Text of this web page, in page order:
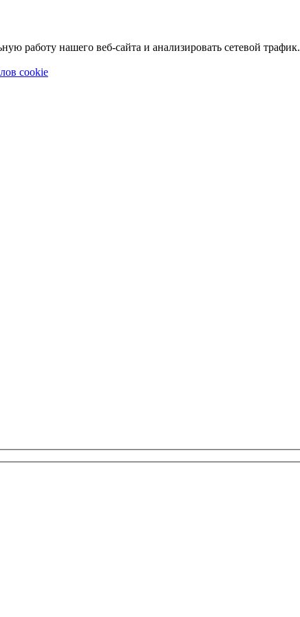
работу нашего веб-сайта и анализировать сетевой трафик.
cookie